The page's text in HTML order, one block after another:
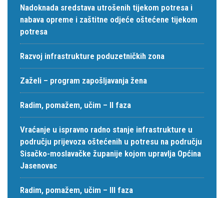
Nadoknada sredstava utrošenih tijekom potresa i
nabava opreme i zaštitne odjeće oštećene tijekom
potresa
Razvoj infrastrukture poduzetničkih zona
Zaželi – program zapošljavanja žena
Radim, pomažem, učim – II faza
Vraćanje u ispravno radno stanje infrastrukture u
području prijevoza oštećenih u potresu na području
Sisačko-moslavačke županije kojom upravlja Općina
Jasenovac
Radim, pomažem, učim – III faza